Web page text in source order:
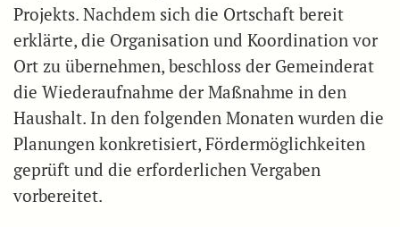
Projekts. Nachdem sich die Ortschaft bereit
erklärte, die Organisation und Koordination vor
Ort zu übernehmen, beschloss der Gemeinderat
die Wiederaufnahme der Maßnahme in den
Haushalt. In den folgenden Monaten wurden die
Planungen konkretisiert, Fördermöglichkeiten
geprüft und die erforderlichen Vergaben
vorbereitet.